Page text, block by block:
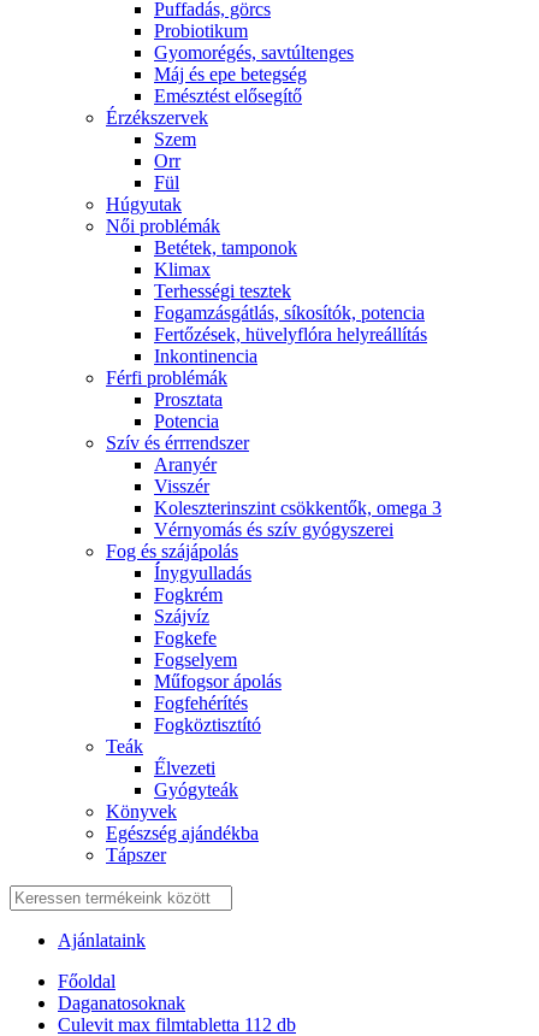
Puffadás, görcs
Probiotikum
Gyomorégés, savtúltenges
Máj és epe betegség
Emésztést elősegítő
Érzékszervek
Szem
Orr
Fül
Húgyutak
Női problémák
Betétek, tamponok
Klimax
Terhességi tesztek
Fogamzásgátlás, síkosítók, potencia
Fertőzések, hüvelyflóra helyreállítás
Inkontinencia
Férfi problémák
Prosztata
Potencia
Szív és érrrendszer
Aranyér
Visszér
Koleszterinszint csökkentők, omega 3
Vérnyomás és szív gyógyszerei
Fog és szájápolás
Í́nygyulladás
Fogkrém
Szájvíz
Fogkefe
Fogselyem
Műfogsor ápolás
Fogfehérítés
Fogköztisztító
Teák
É́lvezeti
Gyógyteák
Könyvek
Egészség ajándékba
Tápszer
Ajánlataink
Főoldal
Daganatosoknak
Culevit max filmtabletta 112 db